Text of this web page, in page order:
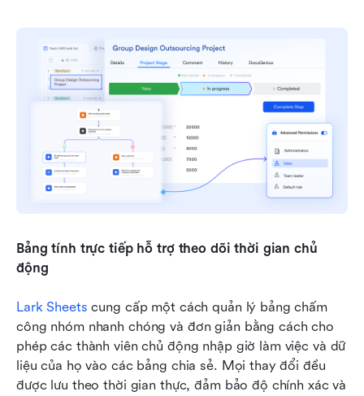
Bảng tính trực tiếp hỗ trợ theo dõi thời gian chủ
động
Lark Sheets cung cấp một cách quản lý bảng chấm
công nhóm nhanh chóng và đơn giản bằng cách cho
phép các thành viên chủ động nhập giờ làm việc và dữ
liệu của họ vào các bảng chia sẻ. Mọi thay đổi đều
được lưu theo thời gian thực, đảm bảo độ chính xác và